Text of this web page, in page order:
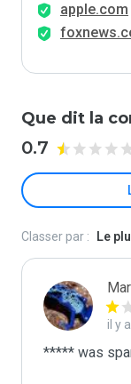
apple.com
Que dit la
0.7
Classer par : Le
il y
***** was